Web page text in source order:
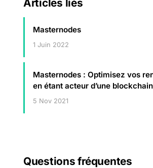
Articles liés
Masternodes
1 Juin 2022
Masternodes : Optimisez vos
en étant acteur d’une blockchain
5 Nov 2021
Questions fréquentes